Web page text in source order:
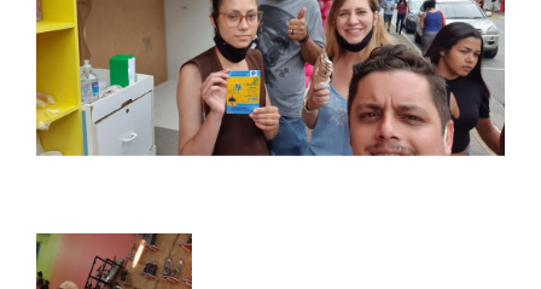
DISCENTES
DOCENTES
EAD
EXTENSÃO